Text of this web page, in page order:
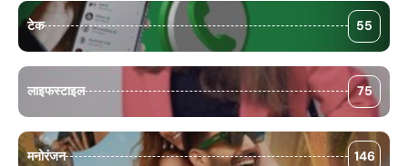
टेक 55
लाइफस्टाइल 75
मनोरंजन 146